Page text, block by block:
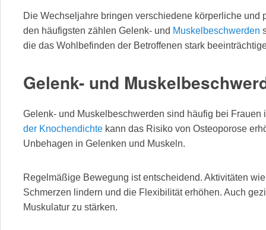
Die Wechseljahre bringen verschiedene körperliche und
den häufigsten zählen Gelenk- und Muskelbeschwerden
die das Wohlbefinden der Betroffenen stark
Gelenk- und
Gelenk- und Muskelbeschwerden sind häufig bei
der Knochendichte kann das Risiko von Osteoporose
Unbehagen in Gelenken und Muskeln.
Regelmäßige Bewegung ist entscheidend. Aktivitäten
Schmerzen lindern und die Flexibilität erhöhen. Auch
Muskulatur zu stärken.